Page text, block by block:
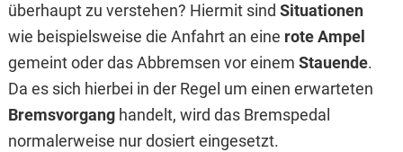
überhaupt zu verstehen? Hiermit sind Situationen
wie beispielsweise die Anfahrt an eine rote Ampel
gemeint oder das Abbremsen vor einem Stauende.
Da es sich hierbei in der Regel um einen erwarteten
Bremsvorganghandelt, wird das Bremspedal
normalerweise nur dosiert eingesetzt.